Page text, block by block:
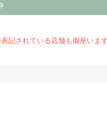
されている店舗も御座いま